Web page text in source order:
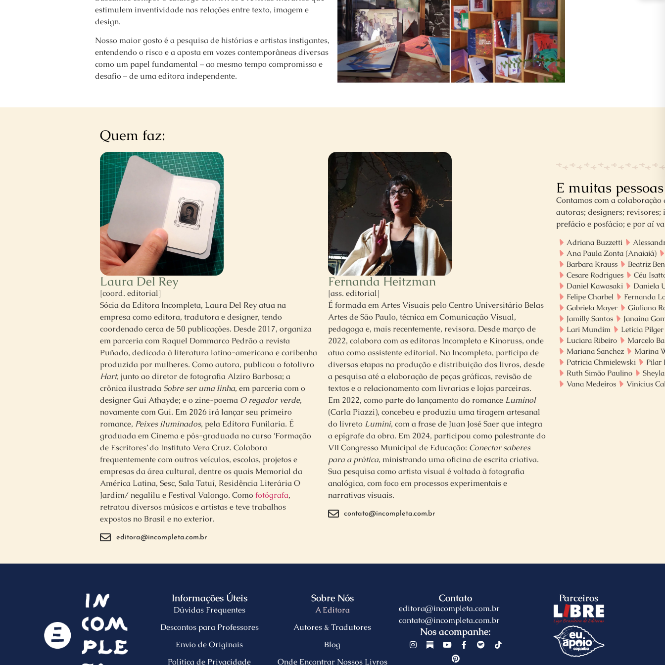
estimulem inventividade nas relações entre texto, imagem e
design.
Nosso maior gosto é a pesquisa de histórias e artistas instigantes,
entendendo o risco e a aposta em vozes contemporâneas diversas
como um papel fundamental – ao mesmo tempo compromisso e
desafio – de uma editora independente.
Quem faz:
Laura Del Rey
[coord. editorial]
Sócia da Editora Incompleta, Laura Del Rey atua na
empresa como editora, tradutora e designer, tendo
coordenado cerca de 50 publicações. Desde 2017, organiza
em parceria com Raquel Dommarco Pedrão a revista
Puñado, dedicada à literatura latino-americana e caribenha
produzida por mulheres. Como autora, publicou o fotolivro
Hart, junto ao diretor de fotografia Alziro Barbosa; a
crônica ilustrada Sobre ser uma linha, em parceria com o
designer Gui Athayde; e o zine-poema O regador verde,
novamente com Gui. Em 2026 irá lançar seu primeiro
romance, Peixes iluminados, pela Editora Funilaria. É
graduada em Cinema e pós-graduada no curso ‘Formação
de Escritores’ do Instituto Vera Cruz. Colabora
frequentemente com outros veículos, escolas, projetos e
empresas da área cultural, dentre os quais Memorial da
América Latina, Sesc, Sala Tatuí, Residência Literária O
Jardim/ negalilu e Festival Valongo. Comofotógrafa,
retratou diversos músicos e artistas e teve trabalhos
expostos no Brasil e no exterior.
editora@incompleta.com.br
Fernanda Heitzman
[ass. editorial]
É formada em Artes Visuais pelo Centro Universitário Belas
Artes de São Paulo, técnica em Comunicação Visual,
pedagoga e, mais recentemente, revisora. Desde março de
2022, colabora com as editoras Incompleta e Kinoruss, onde
atua como assistente editorial. Na Incompleta, participa de
diversas etapas na produção e distribuição dos livros, desde
a pesquisa até a elaboração de peças gráficas, revisão de
textos e o relacionamento com livrarias e lojas parceiras.
Em 2022, como parte do lançamento do romance Luminol
(Carla Piazzi), concebeu e produziu uma tiragem artesanal
do livreto Lumini, com a frase de Juan José Saer que integra
a epígrafe da obra. Em 2024, participou como palestrante do
VII Congresso Municipal de Educação: Conectar saberes
para a prática, ministrando uma oficina de escrita criativa.
Sua pesquisa como artista visual é voltada à fotografia
analógica, com foco em processos experimentais e
narrativas visuais.
contato@incompleta.com.br
E muitas
Contamos com a
autoras; designers;
prefácio e posfácio; e por aí
Adriana Buzzetti
Ana Paula Zonta (Anaiaiá)
Barbara Krauss
Beatriz
Cesare Rodrigues
Céu
Daniel Kawasaki
Daniela
Felipe Charbel
Fernanda
Gabriela Mayer
Giuliano
Jamilly Santos
Janaina
Lari Mundim
Leticia
Luciara Ribeiro
Marcelo
Mariana Sanchez
Marina
Patricia Chmielewski
Pilar
Ruth Simão Paulino
Vana Medeiros
Vinicius
Informações Úteis
Dúvidas Frequentes
Descontos para Professores
Envio de Originais
Política de Privacidade
Sobre Nós
A Editora
Autores & Tradutores
Blog
Onde Encontrar Nossos Livros
Contato
editora@incompleta.com.br
contato@incompleta.com.br
Nos acompanhe:
Parceiros